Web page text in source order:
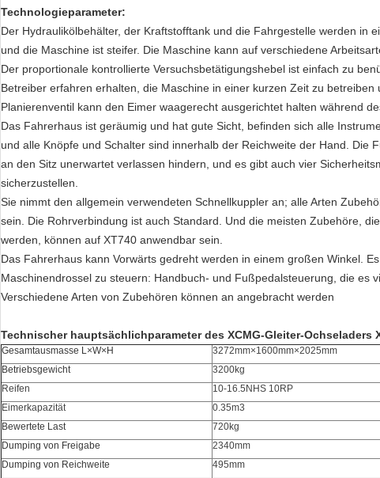
Technologieparameter:
Der Hydraulikölbehälter, der Kraftstofftank und die Fahrgestelle werden in
und die Maschine ist steifer. Die Maschine kann auf verschiedene
Der proportionale kontrollierte Versuchsbetätigungshebel ist einfach zu
Betreiber erfahren erhalten, die Maschine in einer kurzen Zeit zu
Planierenventil kann den Eimer waagerecht ausgerichtet halten während
Das Fahrerhaus ist geräumig und hat gute Sicht, befinden sich alle
und alle Knöpfe und Schalter sind innerhalb der Reichweite der Hand. Die
an den Sitz unerwartet verlassen hindern, und es gibt auch vier
sicherzustellen.
Sie nimmt den allgemein verwendeten Schnellkuppler an; alle Arten
sein. Die Rohrverbindung ist auch Standard. Und die meisten Zubehöre,
werden, können auf XT740 anwendbar sein.
Das Fahrerhaus kann Vorwärts gedreht werden in einem großen Winkel.
Maschinendrossel zu steuern: Handbuch- und Fußpedalsteuerung, die es
Verschiedene Arten von Zubehören können an angebracht werden
Technischer hauptsächlichparameter des XCMG-Gleiter-Ochseladers
Gesamtausmasse L×W×H
3272mm×1600mm×2025mm
Betriebsgewicht
3200kg
Reifen
10-16.5NHS 10RP
Eimerkapazität
0.35m3
Bewertete Last
720kg
Dumping von Freigabe
2340mm
Dumping von Reichweite
495mm